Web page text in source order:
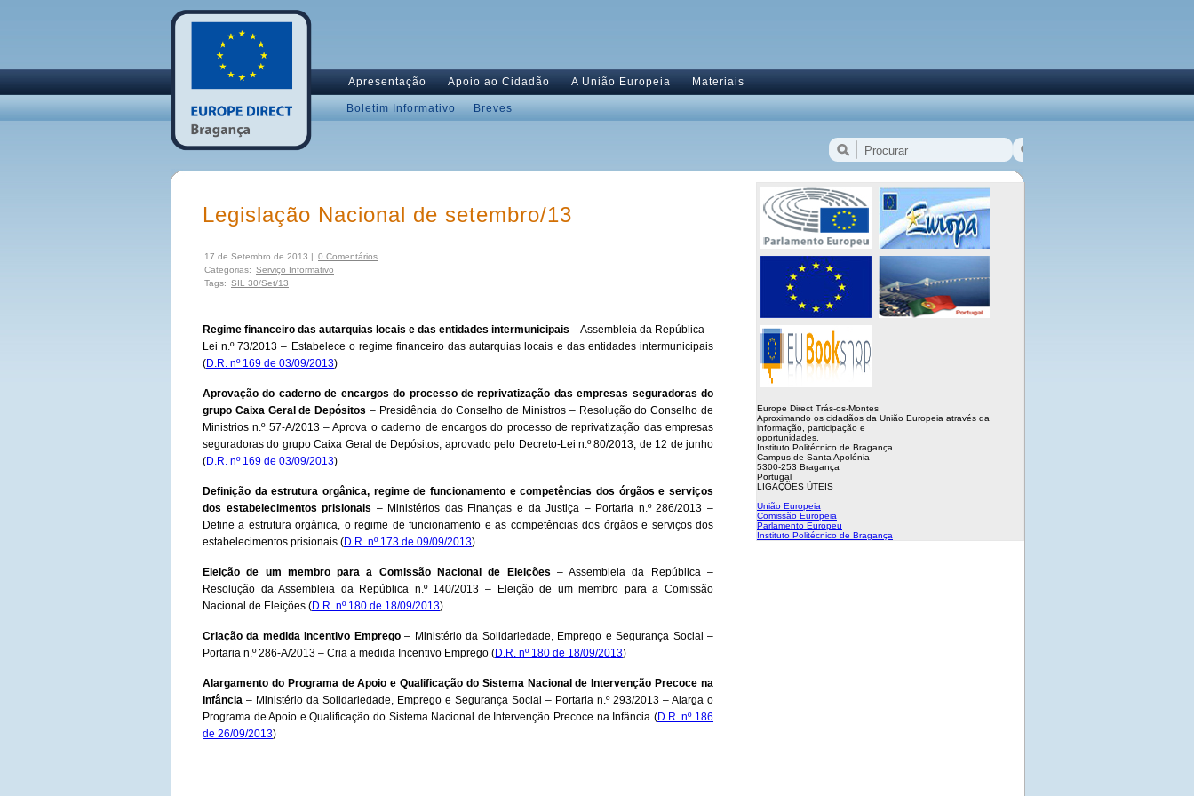
Apresentação Apoio ao Cidadão A União Europeia Materiais
Boletim Informativo Breves
Legislação Nacional de setembro/13
17 de Setembro de 2013 | 0 Comentários
Categorias: Serviço Informativo
Tags: SIL 30/Set/13
Regime financeiro das autarquias locais e das entidades intermunicipais – Assembleia da República –
Lei n.º 73/2013 – Estabelece o regime financeiro das autarquias locais e das entidades intermunicipais
(D.R. nº 169 de 03/09/2013)
Aprovação do caderno de encargos do processo de reprivatização das empresas seguradoras do
grupo Caixa Geral de Depósitos – Presidência do Conselho de Ministros – Resolução do Conselho de
Ministrios n.º 57-A/2013 – Aprova o caderno de encargos do processo de reprivatização das empresas
seguradoras do grupo Caixa Geral de Depósitos, aprovado pelo Decreto-Lei n.º 80/2013, de 12 de junho
(D.R. nº 169 de 03/09/2013)
Definição da estrutura orgânica, regime de funcionamento e competências dos órgãos e serviços
dos estabelecimentos prisionais – Ministérios das Finanças e da Justiça – Portaria n.º 286/2013 –
Define a estrutura orgânica, o regime de funcionamento e as competências dos órgãos e serviços dos
estabelecimentos prisionais (D.R. nº 173 de 09/09/2013)
Eleição de um membro para a Comissão Nacional de Eleições – Assembleia da República –
Resolução da Assembleia da República n.º 140/2013 – Eleição de um membro para a Comissão
Nacional de Eleições (D.R. nº 180 de 18/09/2013)
Criação da medida Incentivo Emprego– Ministério da Solidariedade, Emprego e Segurança Social –
Portaria n.º 286-A/2013 – Cria a medida Incentivo Emprego (D.R. nº 180 de 18/09/2013)
Alargamento do Programa de Apoio e Qualificação do Sistema Nacional de Intervenção Precoce na
Infância – Ministério da Solidariedade, Emprego e Segurança Social – Portaria n.º 293/2013 – Alarga o
Programa de Apoio e Qualificação do Sistema Nacional de Intervenção Precoce na Infância (D.R. nº 186
de 26/09/2013)
Europe Direct Trás-os-Montes
Aproximando os cidadãos da União Europeia através da
informação, participação e
oportunidades.
Instituto Politécnico de Bragança
Campus de Santa Apolónia
5300-253 Bragança
Portugal
LIGAÇÕES ÚTEIS
União Europeia
Comissão Europeia
Parlamento Europeu
Instituto Politécnico de Bragança